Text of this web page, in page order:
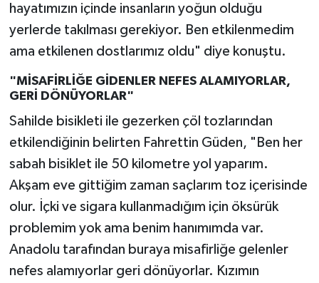
hayatımızın içinde insanların yoğun olduğu
yerlerde takılması gerekiyor. Ben etkilenmedim
ama etkilenen dostlarımız oldu" diye konuştu.
"MİSAFİRLİĞE GİDENLER NEFES ALAMIYORLAR,
GERİ DÖNÜYORLAR"
Sahilde bisikleti ile gezerken çöl tozlarından
etkilendiğinin belirten Fahrettin Güden, "Ben her
sabah bisiklet ile 50 kilometre yol yaparım.
Akşam eve gittiğim zaman saçlarım toz içerisinde
olur. İçki ve sigara kullanmadığım için öksürük
problemim yok ama benim hanımımda var.
Anadolu tarafından buraya misafirliğe gelenler
nefes alamıyorlar geri dönüyorlar. Kızımın